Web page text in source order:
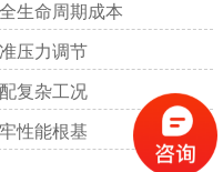
路盆式橡胶支座
生命周期成本
压力调节
复杂工况
性能根基